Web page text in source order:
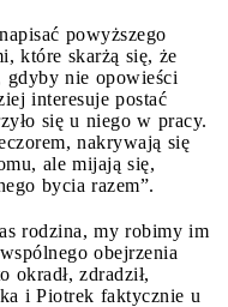
powyższego
które skarżą się, że
gdyby nie opowieści
interesuje postać
się u niego w pracy.
nakrywają się
ale mijają się,
bycia razem”.
rodzina, my robimy im
obejrzenia
okradł, zdradził,
i Piotrek faktycznie u